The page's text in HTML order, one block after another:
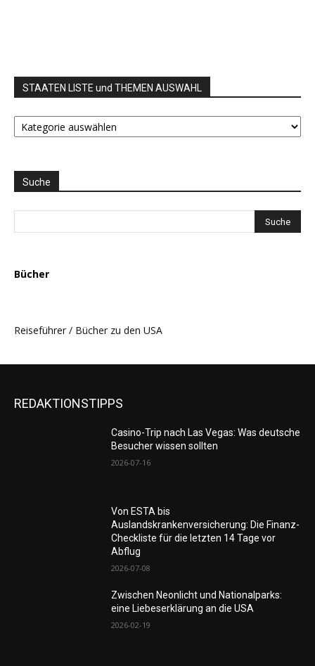
STAATEN LISTE und THEMEN AUSWAHL
STAATEN
LISTE
AUSWAHL
Suche
Bücher
Reiseführer / Bücher zu den USA
REDAKTIONSTIPPS
Casino-Trip nach Las Vegas: Was deutsche
Besucher wissen sollten
2026-07-16
Von ESTA bis
Auslandskrankenversicherung: Die Finanz-
Checkliste für die letzten 14 Tage vor
Abflug
2026-07-08
Zwischen Neonlicht und Nationalparks:
eine Liebeserklärung an die USA
2026-02-19